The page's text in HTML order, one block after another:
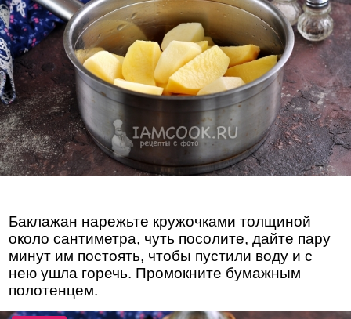
Баклажан нарежьте кружочками толщиной
около сантиметра, чуть посолите, дайте пару
минут им постоять, чтобы пустили воду и с
нею ушла горечь. Промокните бумажным
полотенцем.